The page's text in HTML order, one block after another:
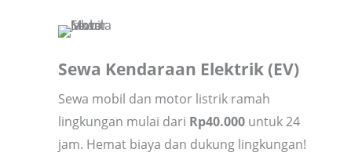
Sewa Kendaraan Elektrik (EV)
Sewa mobil dan motor listrik ramah
lingkungan mulai dari Rp40.000untuk 24
jam. Hemat biaya dan dukung lingkungan!